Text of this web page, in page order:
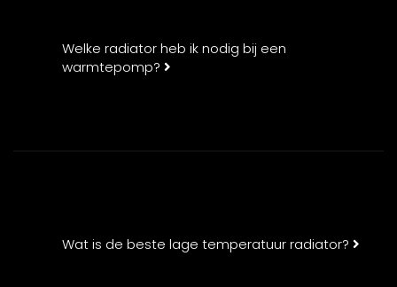
Welke radiator heb ik nodig bij een
warmtepomp?
Wat is de beste lage temperatuur radiator?